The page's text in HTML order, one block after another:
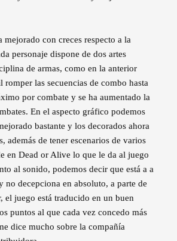
mejorado con creces respecto a la
personaje dispone de dos artes
de armas, como en la anterior
romper las secuencias de combo hasta
por combate y se ha aumentado la
En el aspecto gráfico podemos
bastante y los decorados ahora
además de tener escenarios de varios
en Dead or Alive lo que le da al juego
al sonido, podemos decir que está a a
no decepciona en absoluto, a parte de
el juego está traducido en un buen
puntos al que cada vez concedo más
dice mucho sobre la compañía